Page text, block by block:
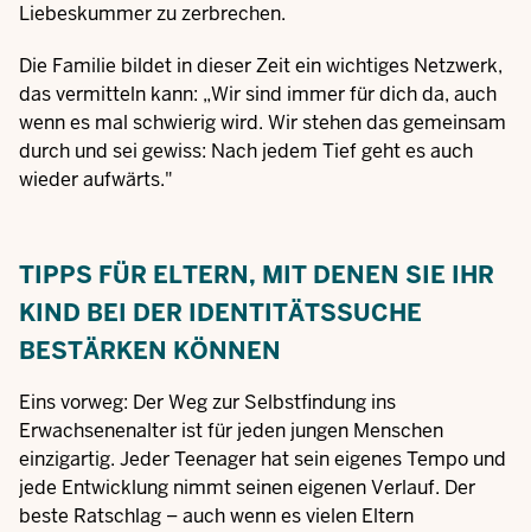
Liebeskummer zu zerbrechen.
Die Familie bildet in dieser Zeit ein wichtiges Netzwerk,
das vermitteln kann: „Wir sind immer für dich da, auch
wenn es mal schwierig wird. Wir stehen das gemeinsam
durch und sei gewiss: Nach jedem Tief geht es auch
wieder aufwärts."
TIPPS FÜR ELTERN, MIT DENEN SIE IHR
KIND BEI DER IDENTITÄTSSUCHE
BESTÄRKEN KÖNNEN
Eins vorweg: Der Weg zur Selbstfindung ins
Erwachsenenalter ist für jeden jungen Menschen
einzigartig. Jeder Teenager hat sein eigenes Tempo und
jede Entwicklung nimmt seinen eigenen Verlauf. Der
beste Ratschlag – auch wenn es vielen Eltern